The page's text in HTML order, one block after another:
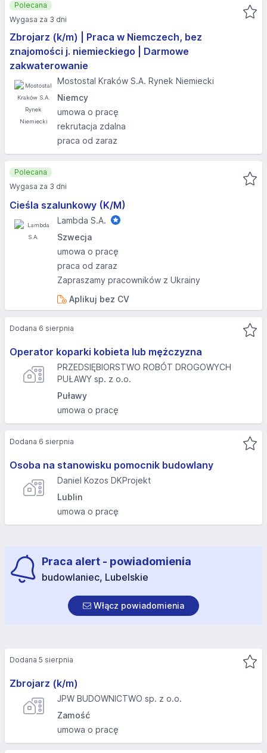
Zbrojarz (k/m) | Praca w Niemczech, bez
znajomości j. niemieckiego | Darmowe
zakwaterowanie
Mostostal Kraków S.A. Rynek Niemiecki
Niemcy
umowa o pracę
rekrutacja zdalna
praca od zaraz
Polecana
Wygasa za 3 dni
Cieśla szalunkowy (K/M)
Lambda S.A.
Szwecja
umowa o pracę
praca od zaraz
Zapraszamy pracowników z Ukrainy
Aplikuj bez CV
Polecana
Wygasa za 3 dni
Operator koparki kobieta lub mężczyzna
PRZEDSIĘBIORSTWO ROBÓT DROGOWYCH
PUŁAWY sp. z o.o.
Puławy
umowa o pracę
Dodana 6 sierpnia
Osoba na stanowisku pomocnik budowlany
Daniel Kozos DKProjekt
Lublin
umowa o pracę
Dodana 6 sierpnia
Praca alert - powiadomienia
budowlaniec, Lubelskie
Włącz powiadomienia
Zbrojarz (k/m)
JPW BUDOWNICTWO sp. z o.o.
Zamość
umowa o pracę
Dodana 5 sierpnia